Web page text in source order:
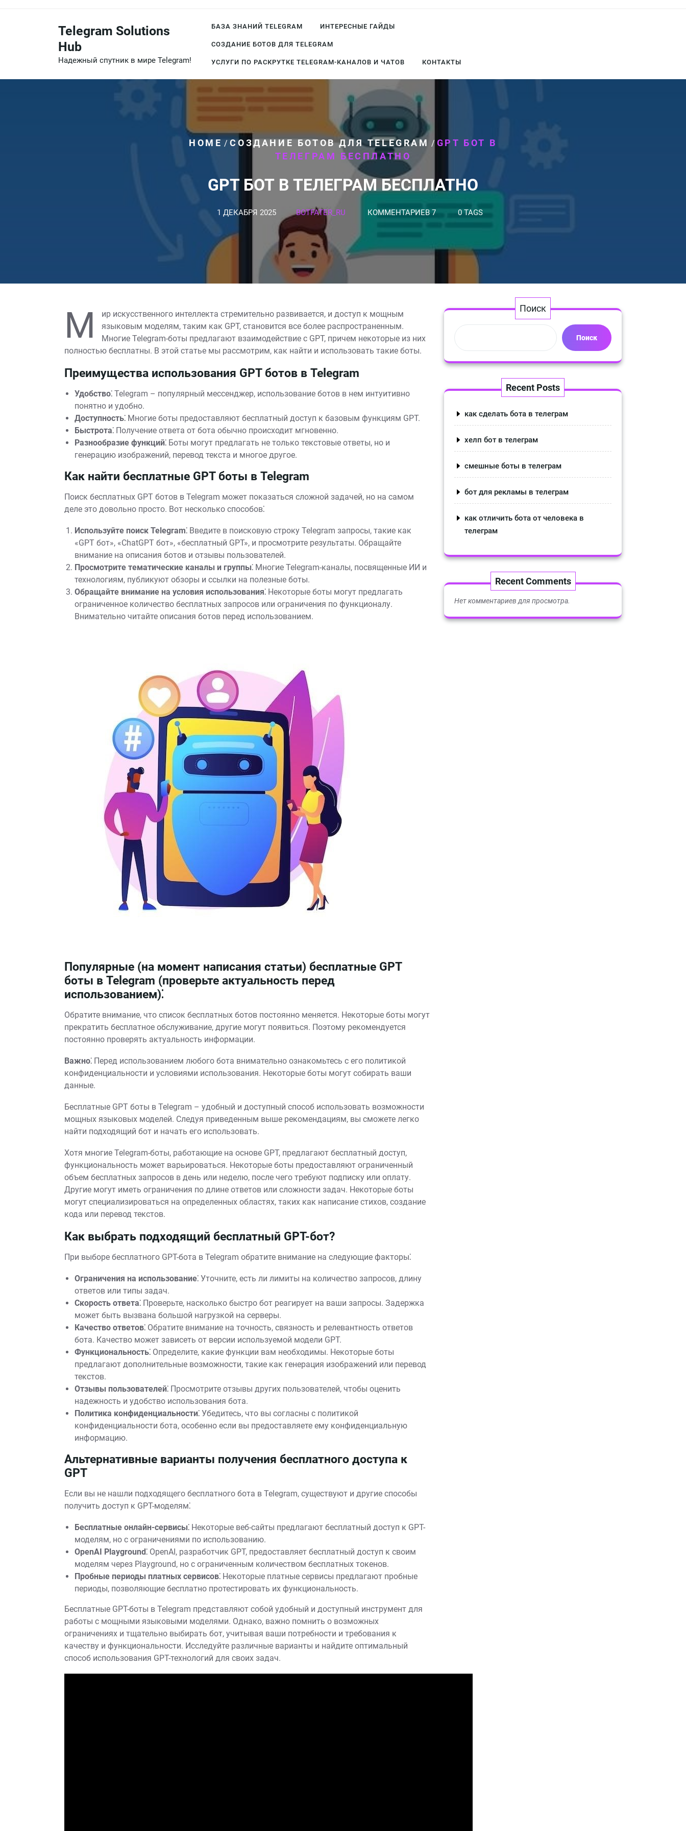
Telegram Solutions
Hub
Надежный спутник в мире Telegram!
БАЗА ЗНАНИЙ TELEGRAM ИНТЕРЕСНЫЕ ГАЙДЫ
СОЗДАНИЕ БОТОВ ДЛЯ TELEGRAM
УСЛУГИ ПО РАСКРУТКЕ TELEGRAM-КАНАЛОВ И ЧАТОВ КОНТАКТЫ
HOME /СОЗДАНИЕ БОТОВ ДЛЯ TELEGRAM / GPT БОТ В
ТЕЛЕГРАМ БЕСПЛАТНО
GPT БОТ В ТЕЛЕГРАМ БЕСПЛАТНО
1 ДЕКАБРЯ 2025 BOTFATER_RU КОММЕНТАРИЕВ 7 0 TAGS
М
ир искусственного интеллекта стремительно развивается, и доступ к мощным
языковым моделям, таким как GPT, становится все более распространенным.
Многие Telegram-боты предлагают взаимодействие с GPT, причем некоторые из них
полностью бесплатны. В этой статье мы рассмотрим, как найти и использовать такие боты.
Преимущества использования GPT ботов в Telegram
Удобство⁚ Telegram – популярный мессенджер, использование ботов в нем интуитивно
понятно и удобно.
Доступность⁚ Многие боты предоставляют бесплатный доступ к базовым функциям GPT.
Быстрота⁚ Получение ответа от бота обычно происходит мгновенно.
Разнообразие функций⁚ Боты могут предлагать не только текстовые ответы, но и
генерацию изображений, перевод текста и многое другое.
Как найти бесплатные GPT боты в Telegram
Поиск бесплатных GPT ботов в Telegram может показаться сложной задачей, но на самом
деле это довольно просто. Вот несколько способов⁚
Используйте поиск Telegram⁚ Введите в поисковую строку Telegram запросы, такие как
«GPT бот», «ChatGPT бот», «бесплатный GPT», и просмотрите результаты. Обращайте
внимание на описания ботов и отзывы пользователей.
Просмотрите тематические каналы и группы⁚ Многие Telegram-каналы, посвященные ИИ и
технологиям, публикуют обзоры и ссылки на полезные боты.
Обращайте внимание на условия использования⁚ Некоторые боты могут предлагать
ограниченное количество бесплатных запросов или ограничения по функционалу.
Внимательно читайте описания ботов перед использованием.
Популярные (на момент написания статьи) бесплатные GPT
боты в Telegram (проверьте актуальность перед
использованием)⁚
Обратите внимание, что список бесплатных ботов постоянно меняется. Некоторые боты могут
прекратить бесплатное обслуживание, другие могут появиться. Поэтому рекомендуется
постоянно проверять актуальность информации.
Важно⁚ Перед использованием любого бота внимательно ознакомьтесь с его политикой
конфиденциальности и условиями использования. Некоторые боты могут собирать ваши
данные.
Бесплатные GPT боты в Telegram – удобный и доступный способ использовать возможности
мощных языковых моделей. Следуя приведенным выше рекомендациям, вы сможете легко
найти подходящий бот и начать его использовать.
Хотя многие Telegram-боты, работающие на основе GPT, предлагают бесплатный доступ,
функциональность может варьироваться. Некоторые боты предоставляют ограниченный
объем бесплатных запросов в день или неделю, после чего требуют подписку или оплату.
Другие могут иметь ограничения по длине ответов или сложности задач. Некоторые боты
могут специализироваться на определенных областях, таких как написание стихов, создание
кода или перевод текстов.
Как выбрать подходящий бесплатный GPT-бот?
При выборе бесплатного GPT-бота в Telegram обратите внимание на следующие факторы⁚
Ограничения на использование⁚ Уточните, есть ли лимиты на количество запросов, длину
ответов или типы задач.
Скорость ответа⁚ Проверьте, насколько быстро бот реагирует на ваши запросы. Задержка
может быть вызвана большой нагрузкой на серверы.
Качество ответов⁚ Обратите внимание на точность, связность и релевантность ответов
бота. Качество может зависеть от версии используемой модели GPT.
Функциональность⁚ Определите, какие функции вам необходимы. Некоторые боты
предлагают дополнительные возможности, такие как генерация изображений или перевод
текстов.
Отзывы пользователей⁚ Просмотрите отзывы других пользователей, чтобы оценить
надежность и удобство использования бота.
Политика конфиденциальности⁚ Убедитесь, что вы согласны с политикой
конфиденциальности бота, особенно если вы предоставляете ему конфиденциальную
информацию.
Альтернативные варианты получения бесплатного доступа к
GPT
Если вы не нашли подходящего бесплатного бота в Telegram, существуют и другие способы
получить доступ к GPT-моделям⁚
Бесплатные онлайн-сервисы⁚ Некоторые веб-сайты предлагают бесплатный доступ к GPT-
моделям, но с ограничениями по использованию.
OpenAI Playground⁚ OpenAI, разработчик GPT, предоставляет бесплатный доступ к своим
моделям через Playground, но с ограниченным количеством бесплатных токенов.
Пробные периоды платных сервисов⁚ Некоторые платные сервисы предлагают пробные
периоды, позволяющие бесплатно протестировать их функциональность.
Бесплатные GPT-боты в Telegram представляют собой удобный и доступный инструмент для
работы с мощными языковыми моделями. Однако, важно помнить о возможных
ограничениях и тщательно выбирать бот, учитывая ваши потребности и требования к
качеству и функциональности. Исследуйте различные варианты и найдите оптимальный
способ использования GPT-технологий для своих задач.
Поиск
Поиск
Recent Posts
как сделать бота в телеграм
хелп бот в телеграм
смешные боты в телеграм
бот для рекламы в телеграм
как отличить бота от человека в
телеграм
Recent Comments
Нет комментариев для просмотра.